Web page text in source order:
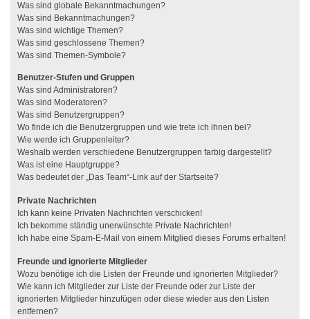
Was sind globale Bekanntmachungen?
Was sind Bekanntmachungen?
Was sind wichtige Themen?
Was sind geschlossene Themen?
Was sind Themen-Symbole?
Benutzer-Stufen und Gruppen
Was sind Administratoren?
Was sind Moderatoren?
Was sind Benutzergruppen?
Wo finde ich die Benutzergruppen und wie trete ich ihnen bei?
Wie werde ich Gruppenleiter?
Weshalb werden verschiedene Benutzergruppen farbig dargestellt?
Was ist eine Hauptgruppe?
Was bedeutet der „Das Team“-Link auf der Startseite?
Private Nachrichten
Ich kann keine Privaten Nachrichten verschicken!
Ich bekomme ständig unerwünschte Private Nachrichten!
Ich habe eine Spam-E-Mail von einem Mitglied dieses Forums erhalten!
Freunde und ignorierte Mitglieder
Wozu benötige ich die Listen der Freunde und ignorierten Mitglieder?
Wie kann ich Mitglieder zur Liste der Freunde oder zur Liste der
ignorierten Mitglieder hinzufügen oder diese wieder aus den Listen
entfernen?